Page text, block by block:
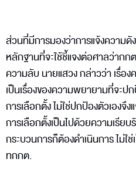
ส่วนที่มีการมองว่าการแจ้งความ
หลักฐานที่จะใช้ชี้แจงต่อศาลว่าก
ความลับ นายแสวง กล่าวว่า เรื่อง
เป็นเรื่องของความพยายามที่จะป
การเลือกตั้ง ไม่ใช่ปกป้องตัวเองจึ
การเลือกตั้งเป็นไปด้วยความเรีย
กระบวนการก็ต้องดำเนินการ ไม่ใ
ทกกต.